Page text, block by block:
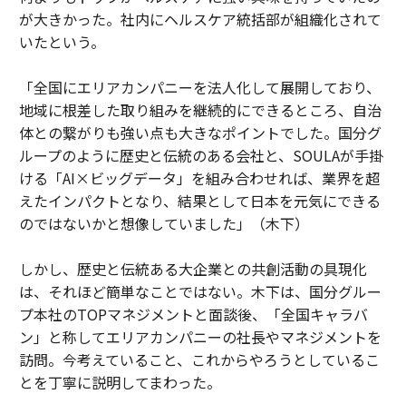
が大きかった。社内にヘルスケア統括部が組織化されて
いたという。
「全国にエリアカンパニーを法人化して展開しており、
地域に根差した取り組みを継続的にできるところ、自治
体との繋がりも強い点も大きなポイントでした。国分グ
ループのように歴史と伝統のある会社と、SOULAが手掛
ける「AI×ビッグデータ」を組み合わせれば、業界を超
えたインパクトとなり、結果として日本を元気にできる
のではないかと想像していました」（木下）
しかし、歴史と伝統ある大企業との共創活動の具現化
は、それほど簡単なことではない。木下は、国分グルー
プ本社のTOPマネジメントと面談後、「全国キャラバ
ン」と称してエリアカンパニーの社長やマネジメントを
訪問。今考えていること、これからやろうとしているこ
とを丁寧に説明してまわった。